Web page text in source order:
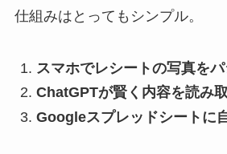
仕組みはとってもシンプル。
スマホでレシートの写真をパ
ChatGPTが賢く内容を読み取
Googleスプレッドシートに